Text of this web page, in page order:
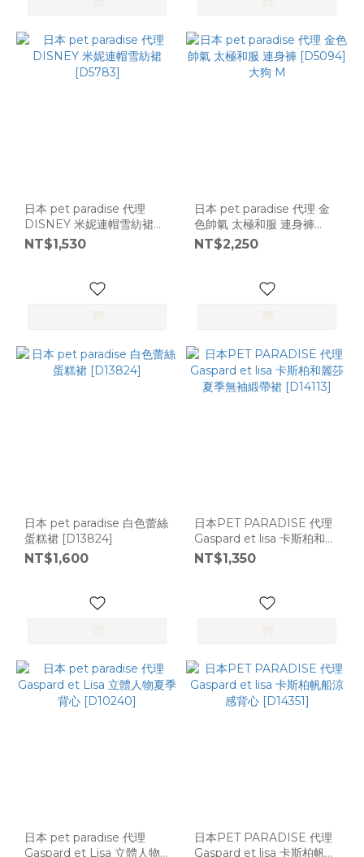
日本 pet paradise 代理
DISNEY 米妮連帽雪紡裙
[D5783]
NT$1,530
日本 pet paradise 代理 金
色帥氣 太極和服 連身褲
[D5094] 大狗 M
NT$2,250
日本 pet paradise 白色蕾絲
蛋糕裙 [D13824]
NT$1,600
日本PET PARADISE 代理
Gaspard et lisa 卡斯柏和麗
莎夏季無袖緞帶裙 [D14113]
NT$1,350
日本 pet paradise 代理
Gaspard et Lisa 立體人物
日本PET PARADISE 代理
Gaspard et lisa 卡斯柏帆船